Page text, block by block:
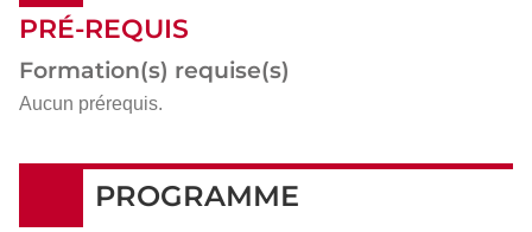
PRÉ-REQUIS
Formation(s) requise(s)
Aucun prérequis.
PROGRAMME